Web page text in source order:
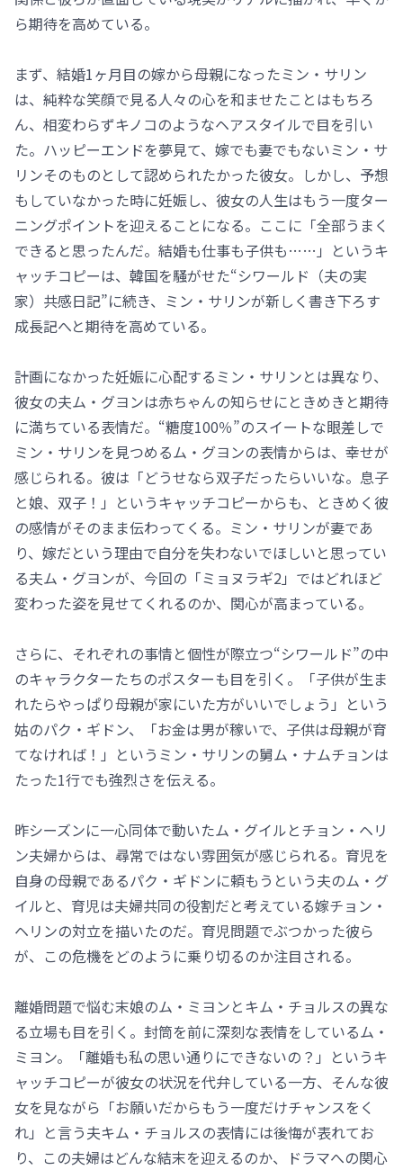
ら期待を高めている。
まず、結婚1ヶ月目の嫁から母親になったミン・サリン
は、純粋な笑顔で見る人々の心を和ませたことはもちろ
ん、相変わらずキノコのようなヘアスタイルで目を引い
た。ハッピーエンドを夢見て、嫁でも妻でもないミン・サ
リンそのものとして認められたかった彼女。しかし、予想
もしていなかった時に妊娠し、彼女の人生はもう一度ター
ニングポイントを迎えることになる。ここに「全部うまく
できると思ったんだ。結婚も仕事も子供も……」というキ
ャッチコピーは、韓国を騒がせた“シワールド（夫の実
家）共感日記”に続き、ミン・サリンが新しく書き下ろす
成長記へと期待を高めている。
計画になかった妊娠に心配するミン・サリンとは異なり、
彼女の夫ム・グヨンは赤ちゃんの知らせにときめきと期待
に満ちている表情だ。“糖度100％”のスイートな眼差しで
ミン・サリンを見つめるム・グヨンの表情からは、幸せが
感じられる。彼は「どうせなら双子だったらいいな。息子
と娘、双子！」というキャッチコピーからも、ときめく彼
の感情がそのまま伝わってくる。ミン・サリンが妻であ
り、嫁だという理由で自分を失わないでほしいと思ってい
る夫ム・グヨンが、今回の「ミョヌラギ2」ではどれほど
変わった姿を見せてくれるのか、関心が高まっている。
さらに、それぞれの事情と個性が際立つ“シワールド”の中
のキャラクターたちのポスターも目を引く。「子供が生ま
れたらやっぱり母親が家にいた方がいいでしょう」という
姑のパク・ギドン、「お金は男が稼いで、子供は母親が育
てなければ！」というミン・サリンの舅ム・ナムチョンは
たった1行でも強烈さを伝える。
昨シーズンに一心同体で動いたム・グイルとチョン・ヘリ
ン夫婦からは、尋常ではない雰囲気が感じられる。育児を
自身の母親であるパク・ギドンに頼もうという夫のム・グ
イルと、育児は夫婦共同の役割だと考えている嫁チョン・
ヘリンの対立を描いたのだ。育児問題でぶつかった彼ら
が、この危機をどのように乗り切るのか注目される。
離婚問題で悩む末娘のム・ミヨンとキム・チョルスの異な
る立場も目を引く。封筒を前に深刻な表情をしているム・
ミヨン。「離婚も私の思い通りにできないの？」というキ
ャッチコピーが彼女の状況を代弁している一方、そんな彼
女を見ながら「お願いだからもう一度だけチャンスをく
れ」と言う夫キム・チョルスの表情には後悔が表れてお
り、この夫婦はどんな結末を迎えるのか、ドラマへの関心